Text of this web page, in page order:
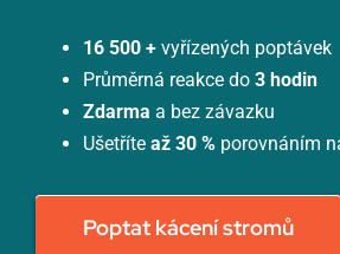
16 500 + vyřízených poptávek
Průměrná reakce do 3 hodin
Zdarma a bez závazku
Ušetříte až 30 %porovnáním
Poptat kácení stromů